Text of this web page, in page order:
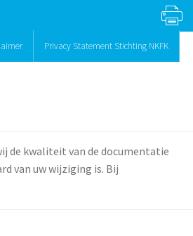
Privacy Statement Stichting NKFK
de kwaliteit van de documentatie
van uw wijziging is. Bij